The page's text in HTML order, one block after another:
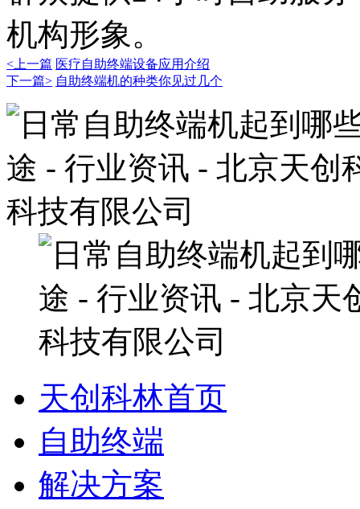
机构形象。
<上一篇 医疗自助终端设备应用介绍
下一篇> 自助终端机的种类你见过几个
天创科林首页
自助终端
解决方案